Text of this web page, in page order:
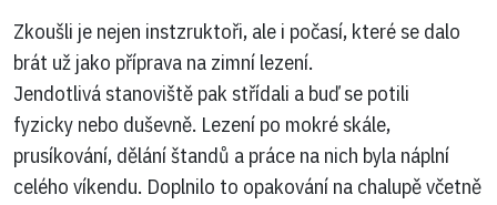
Zkoušli je nejen instzruktoři, ale i počasí, které se dalo
brát už jako příprava na zimní lezení.
Jendotlivá stanoviště pak střídali a buď se potili
fyzicky nebo duševně. Lezení po mokré skále,
prusíkování, dělání štandů a práce na nich byla náplní
celého víkendu. Doplnilo to opakování na chalupě včetně